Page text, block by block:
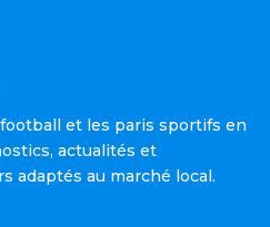
et les paris sportifs en
actualités et
adaptés au marché local.